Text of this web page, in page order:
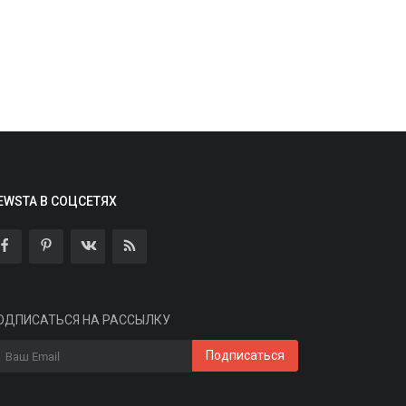
акватории портового города Холмск на
В СОЦСЕТЯХ
НА РАССЫЛКУ
Подписаться